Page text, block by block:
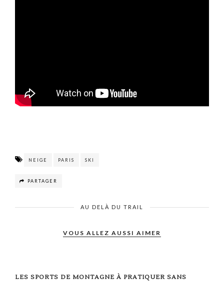
NEIGE PARIS SKI
PARTAGER
AU DELÀ DU TRAIL
VOUS ALLEZ AUSSI AIMER
LES SPORTS DE MONTAGNE À PRATIQUER SANS